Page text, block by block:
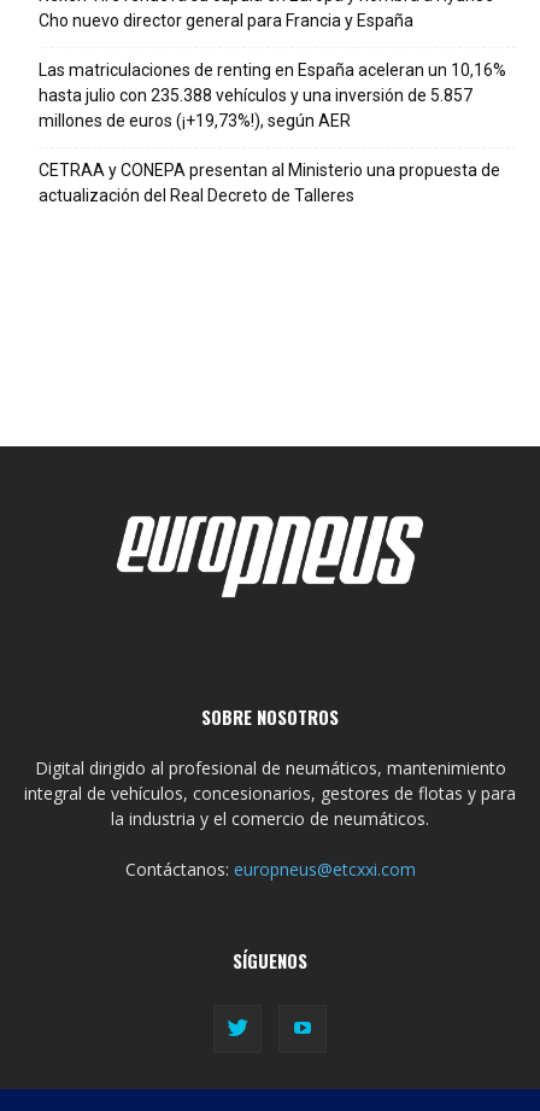
Cho nuevo director general para Francia y España
Las matriculaciones de renting en España aceleran un 10,16%
hasta julio con 235.388 vehículos y una inversión de 5.857
millones de euros (¡+19,73%!), según AER
CETRAA y CONEPA presentan al Ministerio una propuesta de
actualización del Real Decreto de Talleres
SOBRE NOSOTROS
Digital dirigido al profesional de neumáticos, mantenimiento
integral de vehículos, concesionarios, gestores de flotas y para
la industria y el comercio de neumáticos.
Contáctanos: europneus@etcxxi.com
SÍGUENOS